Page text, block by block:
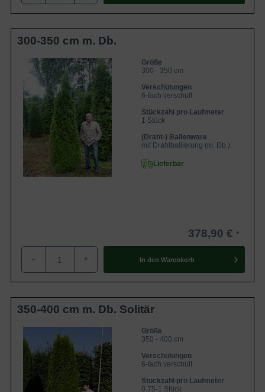
300-350 cm m. Db.
Größe
300 - 350 cm
Verschulungen
6-fach verschult
Stückzahl pro Laufmeter
1 Stück
(Draht-) Ballenware
mit Drahtballierung (m. Db.)
Lieferbar
378,90 €
- + In den Warenkorb
350-400 cm m. Db. Solitär
Größe
350 - 400 cm
Verschulungen
6-fach verschult
Stückzahl pro Laufmeter
0,75-1 Stück